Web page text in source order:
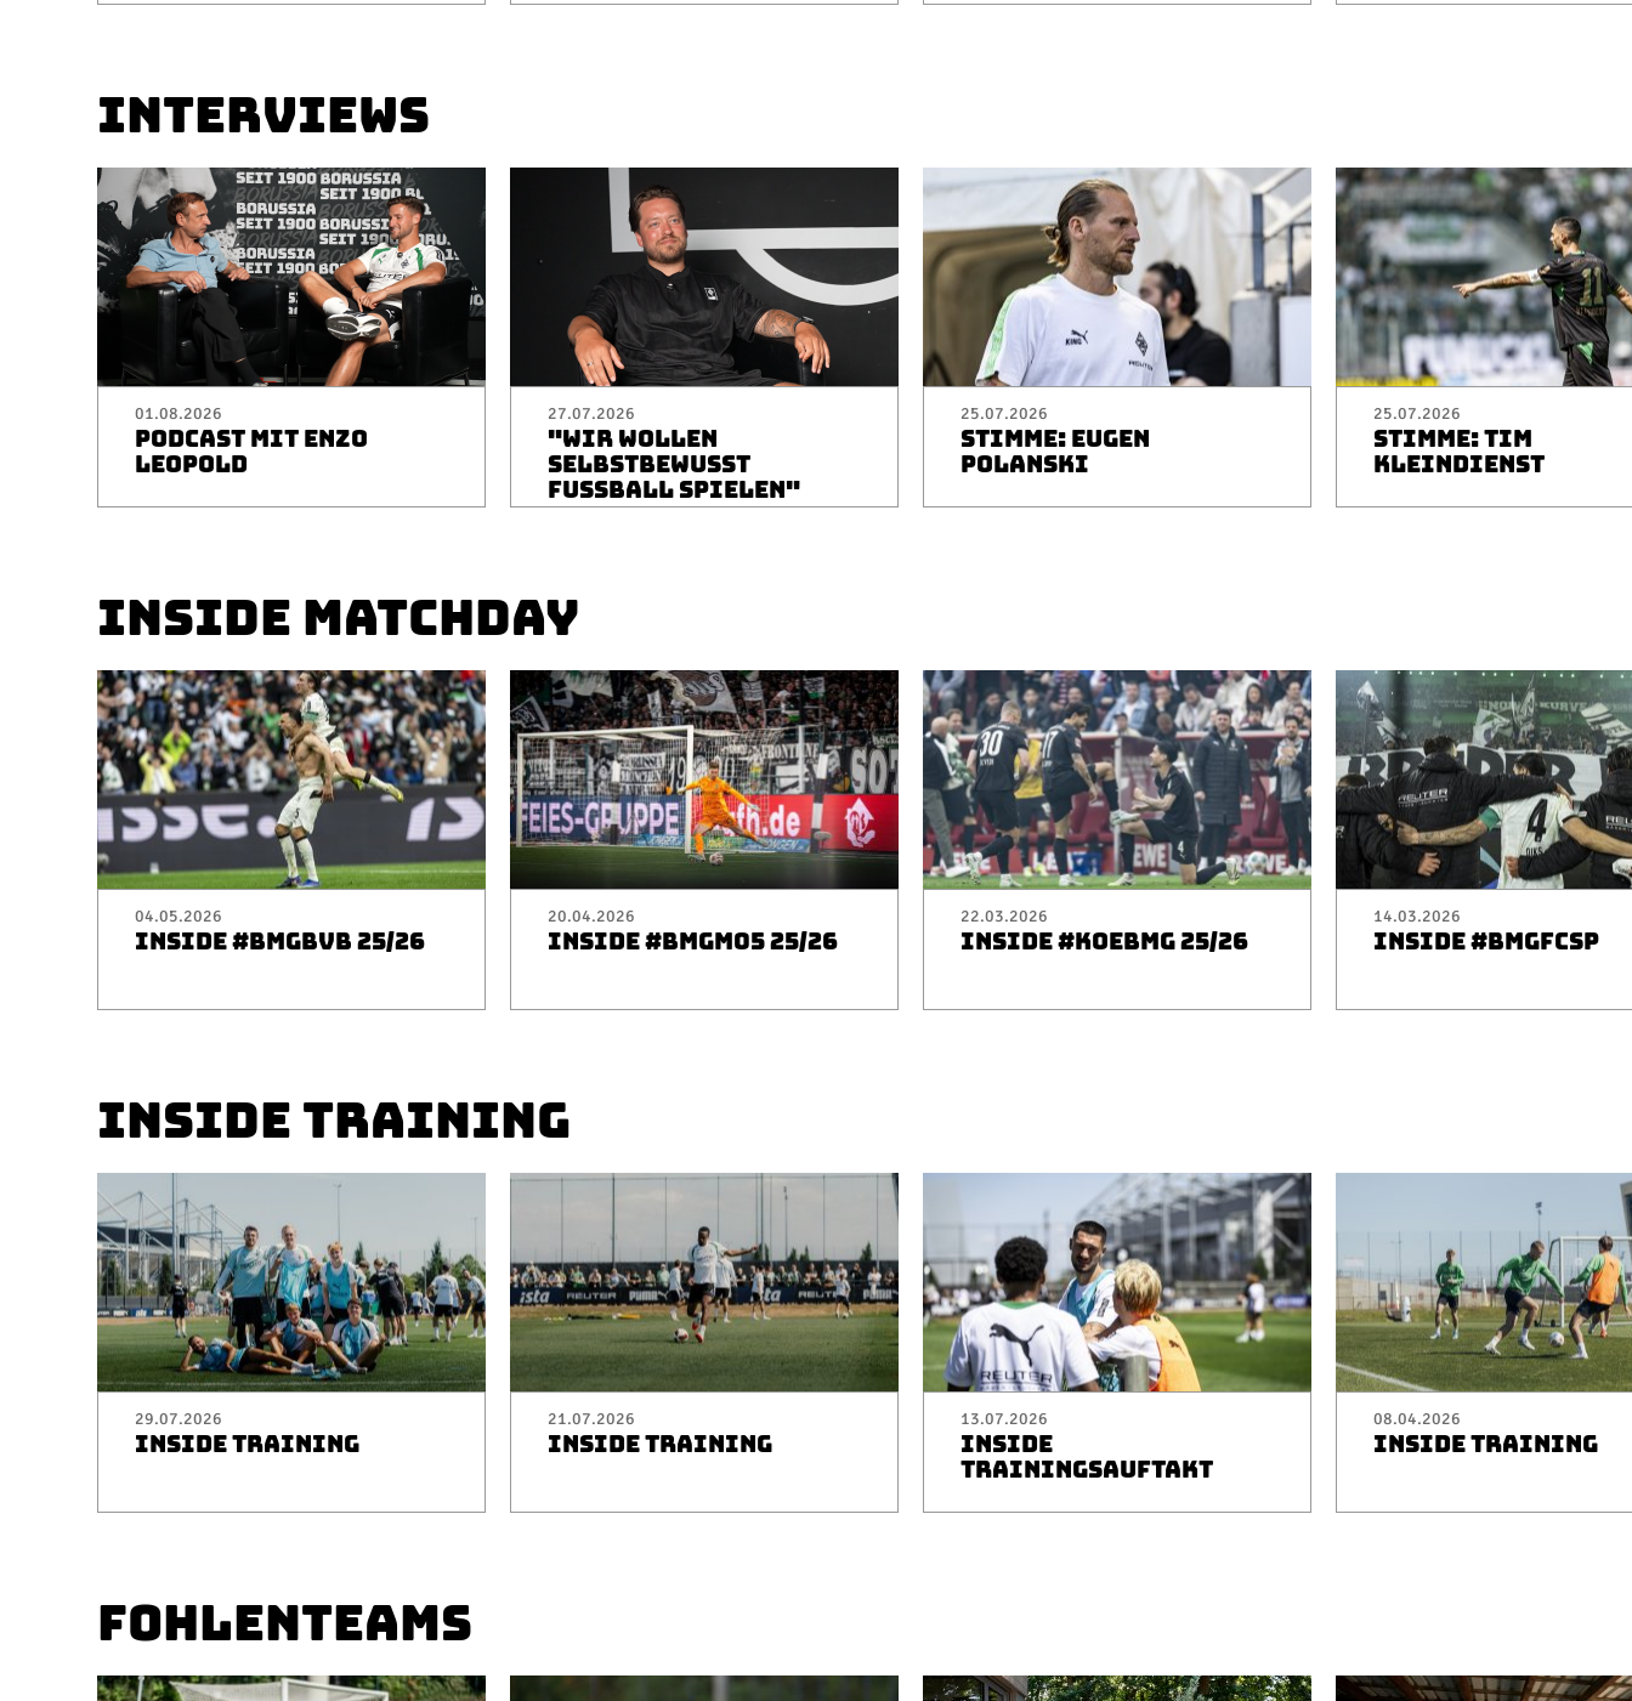
INTERVIEWS
01.08.2026
PODCAST MIT ENZO
LEOPOLD
27.07.2026
"WIR WOLLEN
SELBSTBEWUSST
FUSSBALL SPIELEN"
25.07.2026
STIMME: EUGEN
POLANSKI
25.07.2026
STIMME: TIM
KLEINDIENST
INSIDE MATCHDAY
04.05.2026
INSIDE #BMGBVB 25/26
20.04.2026
INSIDE #BMGM05 25/26
22.03.2026
INSIDE #KOEBMG 25/26
14.03.2026
INSIDE #BMGFCSP
INSIDE TRAINING
29.07.2026
INSIDE TRAINING
21.07.2026
INSIDE TRAINING
13.07.2026
INSIDE
TRAININGSAUFTAKT
08.04.2026
INSIDE TRAINING
FOHLENTEAMS